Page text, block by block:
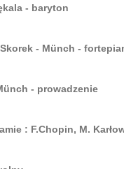
- baryton
- Münch -
- prowadzenie
: F.Chopin, M.